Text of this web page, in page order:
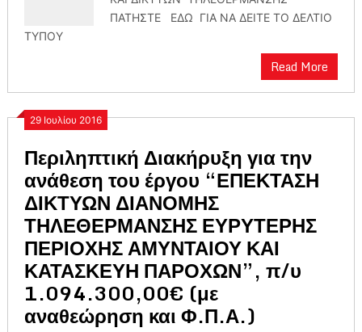
ΠΑΤΗΣΤΕ ΕΔΩ ΓΙΑ ΝΑ ΔΕΙΤΕ ΤΟ ΔΕΛΤΙΟ
ΤΥΠΟΥ
Read More
29 Ιουλίου 2016
Περιληπτική Διακήρυξη για την
ανάθεση του έργου “ΕΠΕΚΤΑΣΗ
ΔΙΚΤΥΩΝ ΔΙΑΝΟΜΗΣ
ΤΗΛΕΘΕΡΜΑΝΣΗΣ ΕΥΡΥΤΕΡΗΣ
ΠΕΡΙΟΧΗΣ ΑΜΥΝΤΑΙΟΥ ΚΑΙ
ΚΑΤΑΣΚΕΥΗ ΠΑΡΟΧΩΝ”, π/υ
1.094.300,00€ (με
αναθεώρηση και Φ.Π.Α.)